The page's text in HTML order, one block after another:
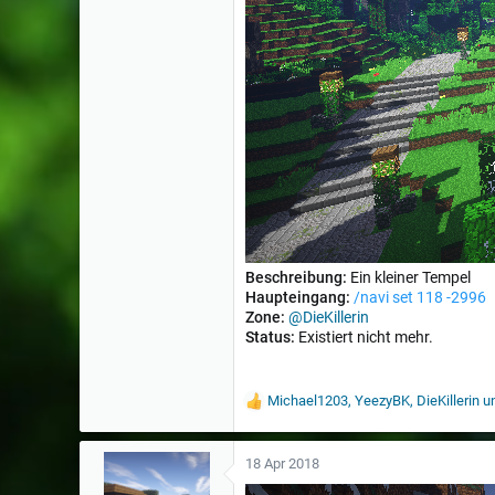
Beschreibung: Ein kleiner Tempel
Haupteingang: /navi set 118 -2996
Zone: @DieKillerin
Status: Existiert nicht mehr.
W
r
t
Michael1203, YeezyBK, DieKillerin
18 Apr 2018